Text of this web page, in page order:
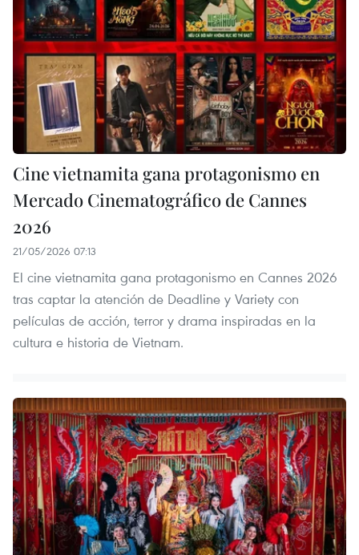
Cine vietnamita gana protagonismo en
Mercado Cinematográfico de Cannes
2026
21/05/2026 07:13
El cine vietnamita gana protagonismo en Cannes 2026
tras captar la atención de Deadline y Variety con
películas de acción, terror y drama inspiradas en la
cultura e historia de Vietnam.